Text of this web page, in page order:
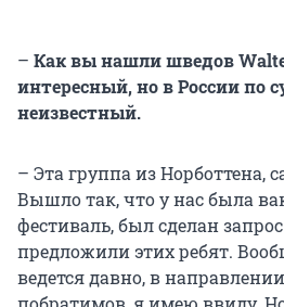
– Как вы нашли шведов
интересный, но в России по
неизвестный.
– Эта группа из Норботтена,
Вышло так, что у нас была
фестиваль, был сделан
предложили этих ребят.
ведется давно, в